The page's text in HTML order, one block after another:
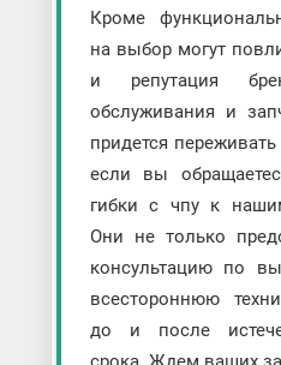
Кроме
на выбор могут
и репутация
обслуживания и
придется
если вы
гибки с чпу к
Они не только
консультацию по
всестороннюю
до и после